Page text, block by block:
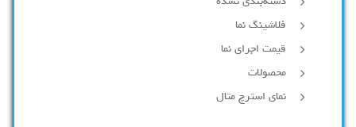
فلاشینگ نما
قیمت اجرای نما
محصولات
نمای استرچ متال